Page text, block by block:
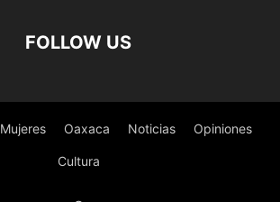
FOLLOW US
Mujeres Oaxaca Noticias Opiniones
Cultura